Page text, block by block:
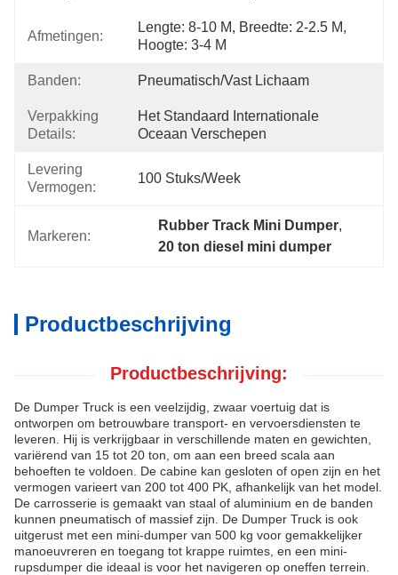
Afmetingen:
Lengte: 8-10 M, Breedte: 2-2.5 M,
Hoogte: 3-4 M
Banden: Pneumatisch/vast Lichaam
Verpakking
Details:
Het Standaard Internationale
Oceaan Verschepen
Levering
Vermogen:
100 Stuks/week
Markeren:
Rubber Track Mini Dumper,
20 ton diesel mini dumper
Productbeschrijving
Productbeschrijving:
De Dumper Truck is een veelzijdig, zwaar voertuig dat is
ontworpen om betrouwbare transport- en vervoersdiensten te
leveren. Hij is verkrijgbaar in verschillende maten en gewichten,
variërend van 15 tot 20 ton, om aan een breed scala aan
behoeften te voldoen. De cabine kan gesloten of open zijn en het
vermogen varieert van 200 tot 400 PK, afhankelijk van het model.
De carrosserie is gemaakt van staal of aluminium en de banden
kunnen pneumatisch of massief zijn. De Dumper Truck is ook
uitgerust met een mini-dumper van 500 kg voor gemakkelijker
manoeuvreren en toegang tot krappe ruimtes, en een mini-
rupsdumper die ideaal is voor het navigeren op oneffen terrein.